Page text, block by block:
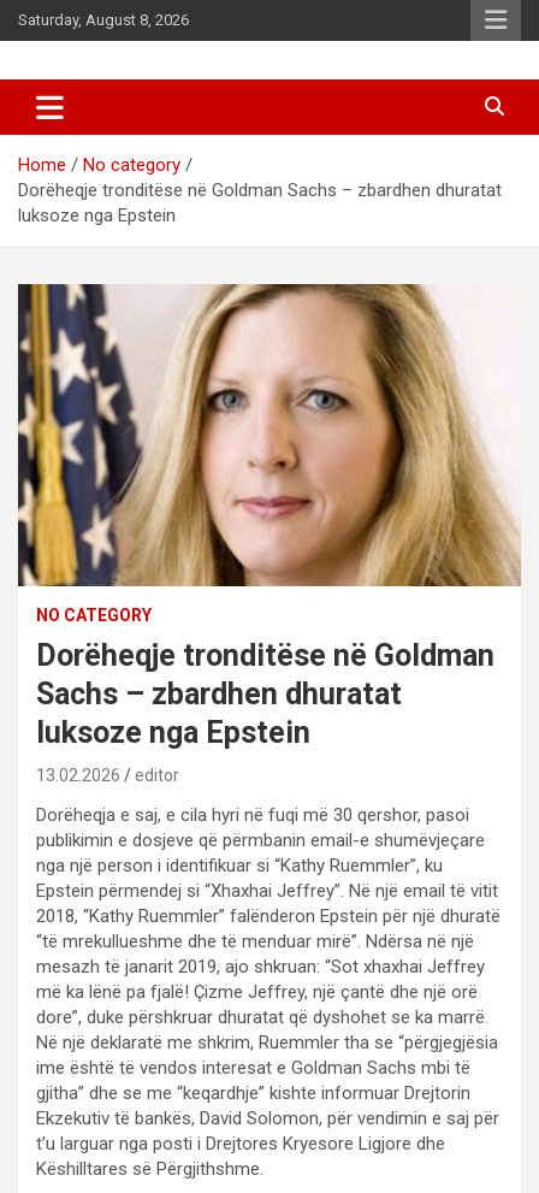
Skip
to
Saturday, August 8, 2026
d7-news.com
Home
No category
Dorëheqje tronditëse në Goldman Sachs – zbardhen dhuratat
luksoze nga Epstein
NO CATEGORY
Dorëheqje tronditëse në Goldman
Sachs – zbardhen dhuratat
luksoze nga Epstein
13.02.2026 editor
Dorëheqja e saj, e cila hyri në fuqi më 30 qershor, pasoi
publikimin e dosjeve që përmbanin email-e shumëvjeçare
nga një person i identifikuar si “Kathy Ruemmler”, ku
Epstein përmendej si “Xhaxhai Jeffrey”. Në një email të vitit
2018, “Kathy Ruemmler” falënderon Epstein për një dhuratë
“të mrekullueshme dhe të menduar mirë”. Ndërsa në një
mesazh të janarit 2019, ajo shkruan: “Sot xhaxhai Jeffrey
më ka lënë pa fjalë! Çizme Jeffrey, një çantë dhe një orë
dore”, duke përshkruar dhuratat që dyshohet se ka marrë.
Në një deklaratë me shkrim, Ruemmler tha se “përgjegjësia
ime është të vendos interesat e Goldman Sachs mbi të
gjitha” dhe se me “keqardhje” kishte informuar Drejtorin
Ekzekutiv të bankës, David Solomon, për vendimin e saj për
t’u larguar nga posti i Drejtores Kryesore Ligjore dhe
Këshilltares së Përgjithshme.